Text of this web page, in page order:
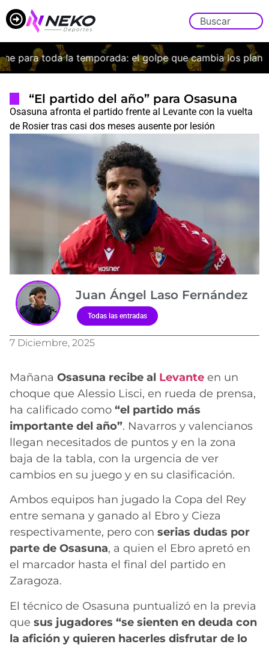
para toda la temporada: el golpe que cambia los planes
“El partido del año” para Osasuna
Osasuna afronta el partido frente al Levante con la vuelta
de Rosier tras casi dos meses ausente por lesión
Juan Ángel Laso Fernández
Todas las entradas
7 Diciembre, 2025
Mañana Osasuna recibe al Levante en un
choque que Alessio Lisci, en rueda de prensa,
ha calificado como “el partido más
importante del año”. Navarros y valencianos
llegan necesitados de puntos y en la zona
baja de la tabla, con la urgencia de ver
cambios en su juego y en su clasificación.
Ambos equipos han jugado la Copa del Rey
entre semana y ganado al Ebro y Cieza
respectivamente, pero con serias dudas por
parte de Osasuna, a quien el Ebro apretó en
el marcador hasta el final del partido en
Zaragoza.
El técnico de Osasuna puntualizó en la previa
que sus jugadores “se sienten en deuda con
la afición y quieren hacerles disfrutar de lo